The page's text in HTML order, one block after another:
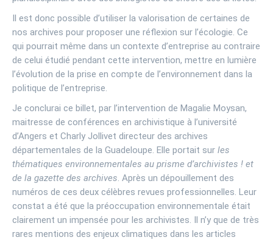
Il est donc possible d’utiliser la valorisation de certaines de
nos archives pour proposer une réflexion sur l’écologie. Ce
qui pourrait même dans un contexte d’entreprise au contraire
de celui étudié pendant cette intervention, mettre en lumière
l’évolution de la prise en compte de l’environnement dans la
politique de l’entreprise.
Je conclurai ce billet, par l’intervention de Magalie Moysan,
maitresse de conférences en archivistique à l’université
d’Angers et Charly Jollivet directeur des archives
départementales de la Guadeloupe. Elle portait sur les
thématiques environnementales au prisme d’archivistes ! et
de la gazette des archives. Après un dépouillement des
numéros de ces deux célèbres revues professionnelles. Leur
constat a été que la préoccupation environnementale était
clairement un impensée pour les archivistes. Il n’y que de très
rares mentions des enjeux climatiques dans les articles